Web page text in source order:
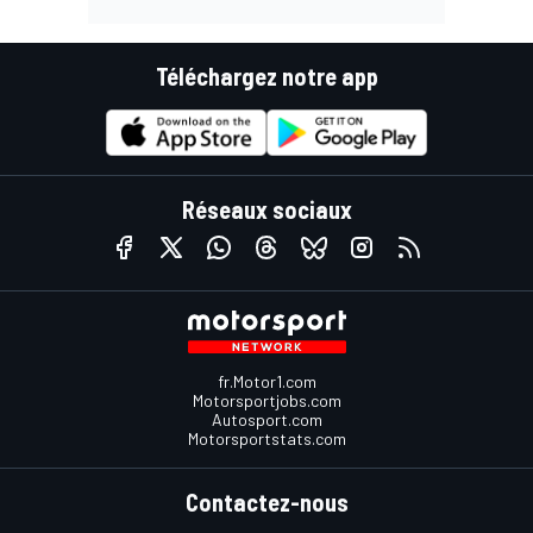
Téléchargez notre app
Réseaux sociaux
fr.Motor1.com
Motorsportjobs.com
Autosport.com
Motorsportstats.com
Contactez-nous